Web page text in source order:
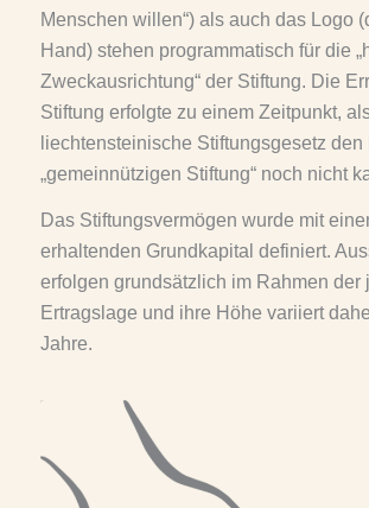
Menschen willen“) als auch das Logo
Hand) stehen programmatisch für die
Zweckausrichtung“ der Stiftung. Die
Stiftung erfolgte zu einem Zeitpunkt,
liechtensteinische Stiftungsgesetz den
„gemeinnützigen Stiftung“ noch nicht
Das Stiftungsvermögen wurde mit
erhaltenden Grundkapital definiert.
erfolgen grundsätzlich im Rahmen der
Ertragslage und ihre Höhe variiert
Jahre.